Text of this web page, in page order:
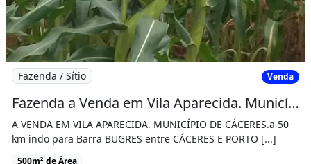
Imagem: Fazenda a Venda em Vila Aparecida. Município
Fazenda / Sítio Venda
Fazenda a Venda em Vila Aparecida. Município de Cáceres
A VENDA EM VILA APARECIDA. MUNICÍPIO DE CÁCERES.a 50
km indo para Barra BUGRES entre CÁCERES E PORTO [...]
500m² de Área